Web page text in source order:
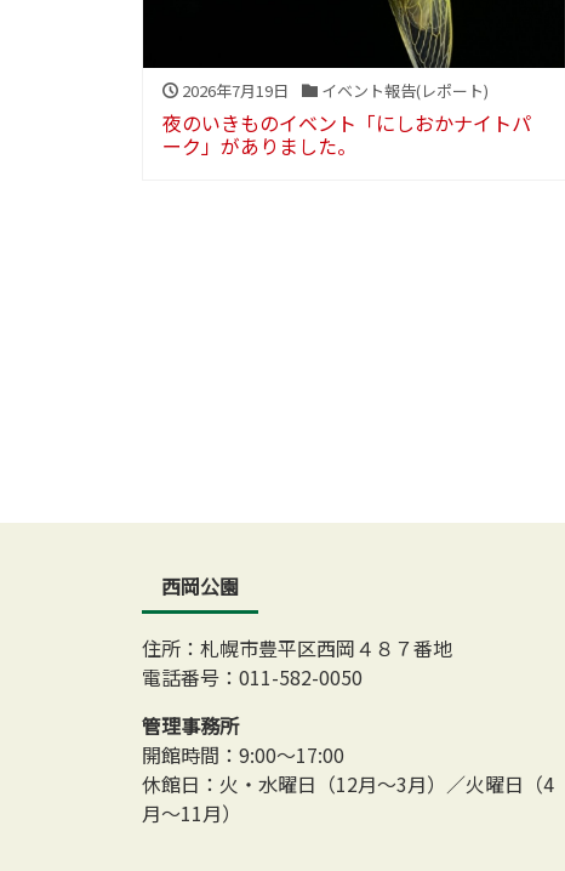
2026年7月19日 イベント報告(レポート)
夜のいきものイベント「にしおかナイトパ
ーク」がありました。
西岡公園
住所：札幌市豊平区西岡４８７番地
電話番号：011-582-0050
管理事務所
開館時間：9:00～17:00
休館日：火・水曜日（12月～3月）／火曜日（4
月～11月）